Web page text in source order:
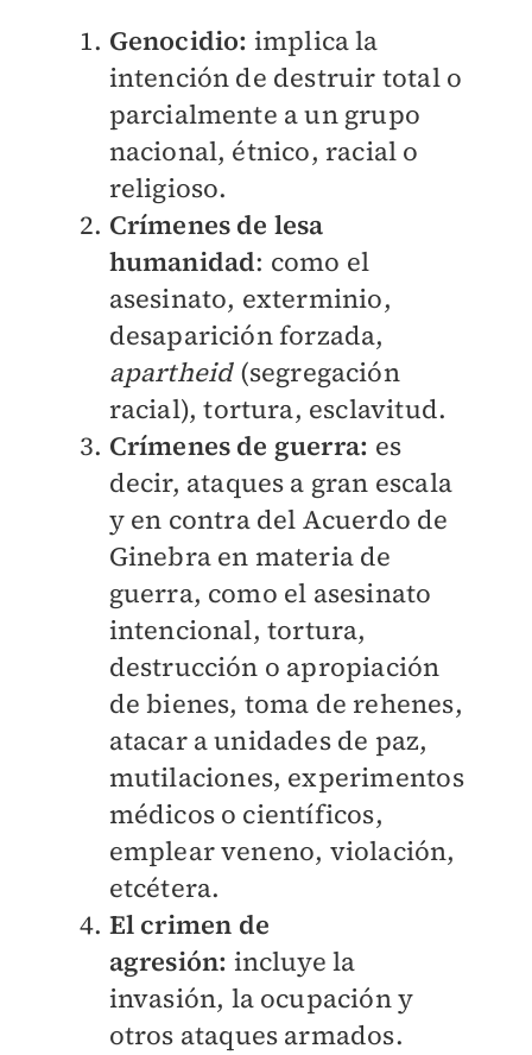
Genocidio: implica la
intención de destruir total o
parcialmente a un grupo
nacional, étnico, racial o
religioso.
Crímenes de lesa
humanidad: como el
asesinato, exterminio,
desaparición forzada,
apartheid (segregación
racial), tortura, esclavitud.
Crímenes de guerra: es
decir, ataques a gran escala
y en contra del Acuerdo de
Ginebra en materia de
guerra, como el asesinato
intencional, tortura,
destrucción o apropiación
de bienes, toma de rehenes,
atacar a unidades de paz,
mutilaciones, experimentos
médicos o científicos,
emplear veneno, violación,
etcétera.
El crimen de
agresión: incluye la
invasión, la ocupación y
otros ataques armados.